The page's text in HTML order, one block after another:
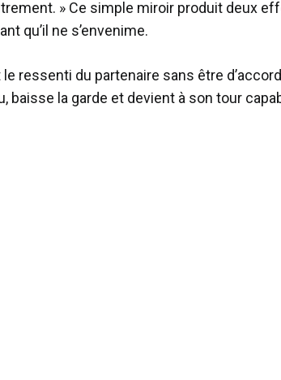
» Ce simple miroir produit deux
qu’il ne s’envenime.
ressenti du partenaire sans être
la garde et devient à son tour